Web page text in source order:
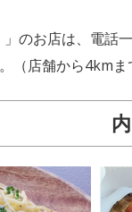
」のお店は、電
（店舗から4kmま